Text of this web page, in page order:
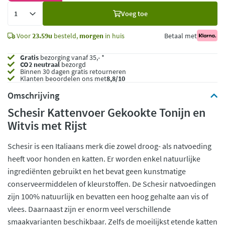
Voeg toe
Voor23.59u besteld, morgen in huis Betaal met
Gratis bezorging vanaf 35,- *
CO2 neutraalbezorgd
Binnen 30 dagen gratis retourneren
Klanten beoordelen ons met8,8/10
Omschrijving
Schesir Kattenvoer Gekookte Tonijn en
Witvis met Rijst
Schesir is een Italiaans merk die zowel droog- als natvoeding
heeft voor honden en katten. Er worden enkel natuurlijke
ingrediënten gebruikt en het bevat geen kunstmatige
conserveermiddelen of kleurstoffen. De Schesir natvoedingen
zijn 100% natuurlijk en bevatten een hoog gehalte aan vis of
vlees. Daarnaast zijn er enorm veel verschillende
smaakvarianten beschikbaar. Zelfs de moeilijkst etende katten